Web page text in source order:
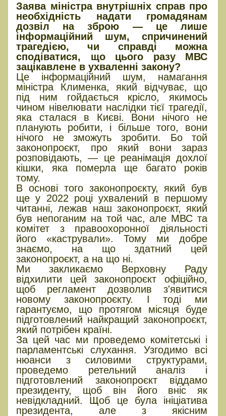
Заява міністра внутрішніх справ про
необхідність надати громадянам
дозвіл на зброю — це лише
інформаційний шум, спричинений
трагедією, чи справді можна
сподіватися, що цього разу МВС
зацікавлене в ухваленні закону?
Це інформаційний шум, намагання
міністра Клименка, який відчуває, що
під ним гойдається крісло, якимось
чином нівелювати наслідки тієї трагедії,
яка сталася в Києві. Вони нічого не
планують робити, і більше того, вони
нічого не зможуть зробити. Бо той
законопроєкт, про який вони зараз
розповідають, — це реанімація дохлої
кішки, яка померла ще багато років
тому.
В основі того законопроєкту, який був
ще у 2022 році ухвалений в першому
читанні, лежав наш законопроєкт, який
був непоганим на той час, але МВС та
комітет з правоохоронної діяльності
його «кастрували». Тому ми добре
знаємо, на що здатний цей
законопроєкт, а на що ні.
Ми закликаємо Верховну Раду
відхилити цей законопроєкт офіційно,
щоб регламент дозволив з'явитися
новому законопроєкту. І тоді ми
гарантуємо, що протягом місяця буде
підготовлений найкращий законопроєкт,
який потрібен країні.
За цей час ми проведемо комітетські і
парламентські слухання. Узгодимо всі
нюанси з силовими структурами,
проведемо ретельний аналіз і
підготовлений законопроєкт віддамо
президенту, щоб він його вніс як
невідкладний. Щоб це була ініціатива
президента, але з якісним